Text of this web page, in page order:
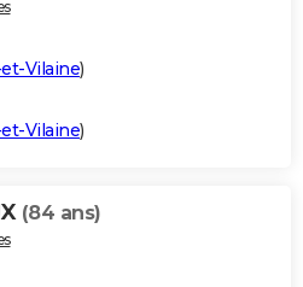
Vilaine)
Vilaine)
(84 ans)